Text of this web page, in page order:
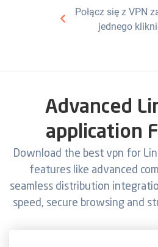
Połącz się z VPN
jednego
Advanced
application
Download the best vpn for
features like advanced
seamless distribution
speed, secure browsing and